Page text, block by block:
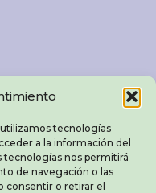
tecnologías
a la información del
tecnologías nos permitirá
de navegación o las
consentir o retirar el